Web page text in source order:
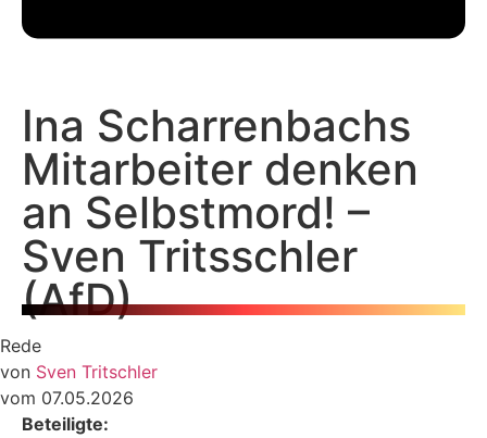
Ina Scharrenbachs
Mitarbeiter denken
an Selbstmord! –
Sven Tritsschler
(AfD)
Rede
von Sven Tritschler
vom 07.05.2026
Beteiligte: